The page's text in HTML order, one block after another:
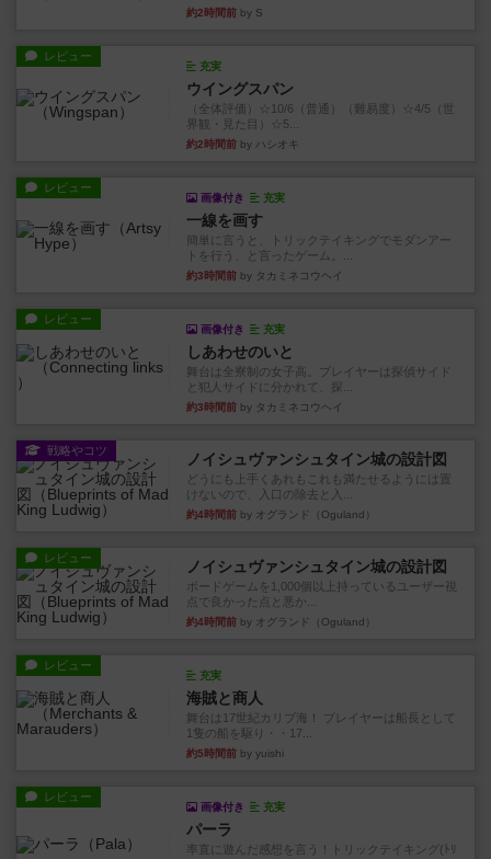
約2時間前 by S
レビュー
充実
ウイングスパン
（全体評価）☆10/6（普通）（難易度）☆4/5（世
界観・見た目）☆5...
約2時間前 by ハシオキ
レビュー
画像付き 充実
一線を画す
簡単に言うと、トリックテイキングでモダンアー
トを行う、と言ったゲーム。...
約3時間前 by タカミネコウヘイ
レビュー
画像付き 充実
しあわせのいと
舞台は全寮制の女子高。プレイヤーは探偵サイド
と犯人サイドに分かれて、探...
約3時間前 by タカミネコウヘイ
戦略やコツ ノイシュヴァンシュタイン城の設計図
どうにも上手くあれもこれも満たせるようには置
けないので、入口の除去と入...
約4時間前 by オグランド（Oguland）
レビュー ノイシュヴァンシュタイン城の設計図
ボードゲームを1,000個以上持っているユーザー視
点で良かった点と悪か...
約4時間前 by オグランド（Oguland）
レビュー
充実
海賊と商人
舞台は17世紀カリブ海！ プレイヤーは船長として
1隻の船を駆り・・17...
約5時間前 by yuishi
レビュー
画像付き 充実
パーラ
率直に遊んだ感想を言う！トリックテイキング(ﾄﾘ